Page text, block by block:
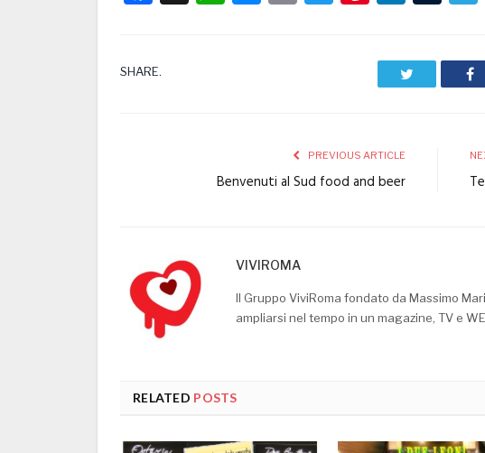
SHARE.
PREVIOUS ARTICLE
Benvenuti al Sud food and beer
VIVIROMA
Il Gruppo ViviRoma fondato da Massimo
ampliarsi nel tempo in un magazine, TV e
RELATED POSTS